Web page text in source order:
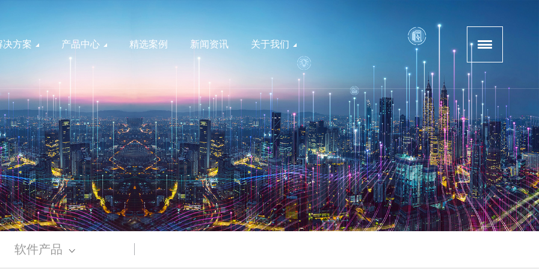
决方案
智能配电
智慧配电网 电力北斗
智慧能源
风机监测 光伏变配电 风电变配电
储能智慧化 公共建筑 工业园区
产品中心
硬件产品
干式变压器
新能源双分裂变压器
新能源华式变压器
ZGS新能源组合式变压器
能效一级油浸式变压器
软件产品
SECMAX-碳排放监控管理平台
SECMAX-能耗监控管理平台
SECMAX-智慧用电安全运营管理平台
SECMAX-电力物联网综合运营管理平台
用电卫士-APP
精选案例 新闻资讯 关于我们
公司介绍 企业文化
招募渠道商 联系我们
软件产品